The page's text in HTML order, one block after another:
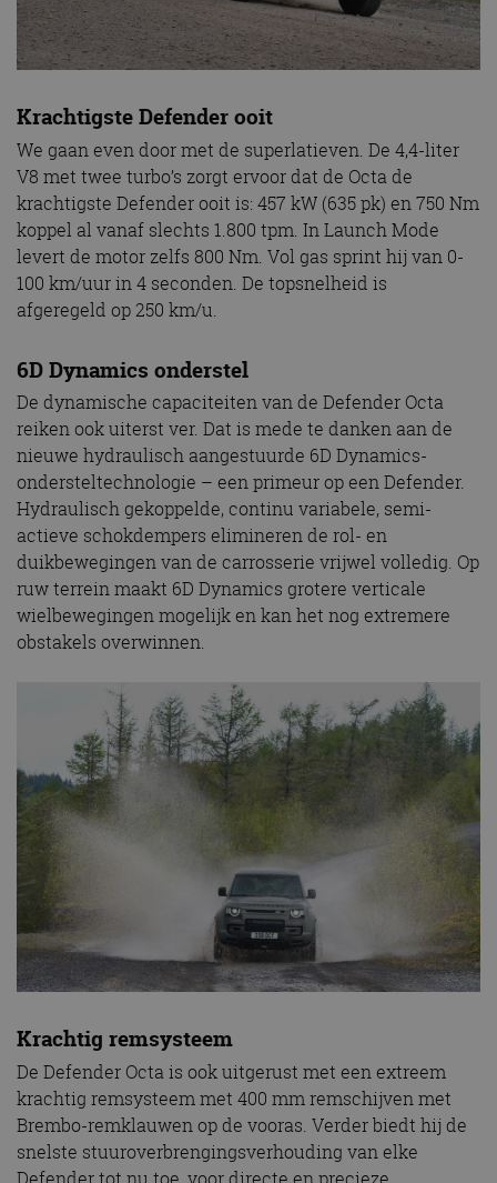
Krachtigste Defender ooit
We gaan even door met de superlatieven. De 4,4-liter
V8 met twee turbo’s zorgt ervoor dat de Octa de
krachtigste Defender ooit is: 457 kW (635 pk) en 750 Nm
koppel al vanaf slechts 1.800 tpm. In Launch Mode
levert de motor zelfs 800 Nm. Vol gas sprint hij van 0-
100 km/uur in 4 seconden. De topsnelheid is
afgeregeld op 250 km/u.
6D Dynamics onderstel
De dynamische capaciteiten van de Defender Octa
reiken ook uiterst ver. Dat is mede te danken aan de
nieuwe hydraulisch aangestuurde 6D Dynamics-
ondersteltechnologie – een primeur op een Defender.
Hydraulisch gekoppelde, continu variabele, semi-
actieve schokdempers elimineren de rol- en
duikbewegingen van de carrosserie vrijwel volledig. Op
ruw terrein maakt 6D Dynamics grotere verticale
wielbewegingen mogelijk en kan het nog extremere
obstakels overwinnen.
Krachtig remsysteem
De Defender Octa is ook uitgerust met een extreem
krachtig remsysteem met 400 mm remschijven met
Brembo-remklauwen op de vooras. Verder biedt hij de
snelste stuuroverbrengingsverhouding van elke